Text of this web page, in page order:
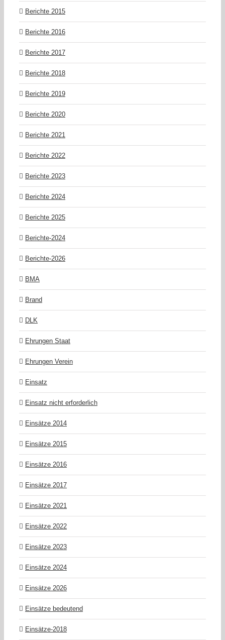
Berichte 2015
Berichte 2016
Berichte 2017
Berichte 2018
Berichte 2019
Berichte 2020
Berichte 2021
Berichte 2022
Berichte 2023
Berichte 2024
Berichte 2025
Berichte-2024
Berichte-2026
BMA
Brand
DLK
Ehrungen Staat
Ehrungen Verein
Einsatz
Einsatz nicht erforderlich
Einsätze 2014
Einsätze 2015
Einsätze 2016
Einsätze 2017
Einsätze 2021
Einsätze 2022
Einsätze 2023
Einsätze 2024
Einsätze 2026
Einsätze bedeutend
Einsätze-2018